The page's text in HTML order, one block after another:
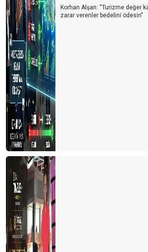
THY'de neler oluyor?
Tur otobüsleri kazaları artmaya başladı
Kastamonu'ya yolumuz düştü
Türkiye'de cruise turları neden artmıyor?
Avrupa'da tanıtım elçisi
Memur ve Emekli Antalya'dan kaçıyor
Turist olarak değil yerleşmeye geliyorlar
Turizmci desteğe muhtaç
Dünya Antalyayı izledi
Savaş mı? Turizm mi?
Fuarları özlemişiz
Personel turizm sektöründen kaçıyor
Turist ne yapsın?
Korhan Alşan: ''Turizme değer
zarar verenler bedelini ödesin"